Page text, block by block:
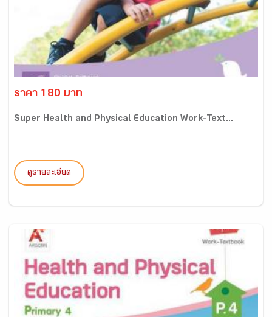
ราคา 180 บาท
Super Health and Physical Education Work-Text...
ดูรายละเอียด